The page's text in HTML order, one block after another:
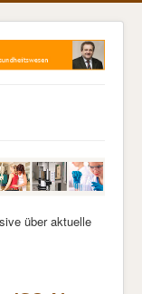
über aktuelle